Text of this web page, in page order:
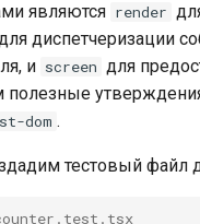
являются render
диспетчеризации
и screen для
полезные
dom .
тестовый файл